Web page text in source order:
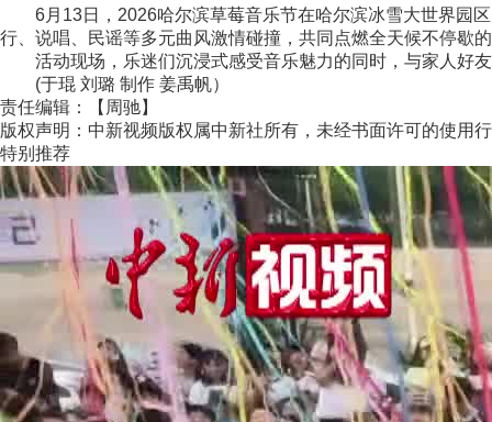
6月13日，2026哈尔滨草莓音乐节在哈尔滨冰雪大世界园区
行、说唱、民谣等多元曲风激情碰撞，共同点燃全天候不停歇
活动现场，乐迷们沉浸式感受音乐魅力的同时，与家人好
(于琨 刘璐 制作 姜禹帆）
责任编辑：【周驰】
版权声明：中新视频版权属中新社所有，未经书面许可的使用
特别推荐